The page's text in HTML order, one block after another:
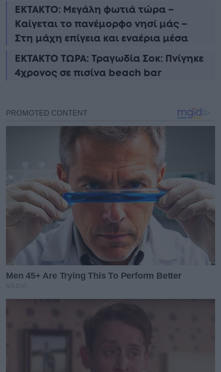
ΕΚΤΑΚΤΟ: Μεγάλη φωτιά τώρα –
Καίγεται το πανέμορφο νησί μάς –
Στη μάχη επίγεια και εναέρια μέσα
ΕΚΤΑΚΤΟ ΤΩΡΑ: Τραγωδία Σοκ: Πνίγηκε
4χρονος σε πισίνα beach bar